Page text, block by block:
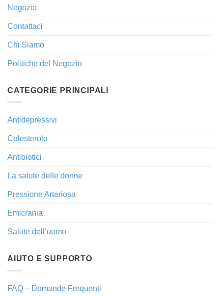
Negozio
Contattaci
Chi Siamo
Politiche del Negozio
CATEGORIE PRINCIPALI
Antidepressivi
Colesterolo
Antibiotici
La salute delle donne
Pressione Arteriosa
Emicrania
Salute dell’uomo
AIUTO E SUPPORTO
FAQ – Domande Frequenti